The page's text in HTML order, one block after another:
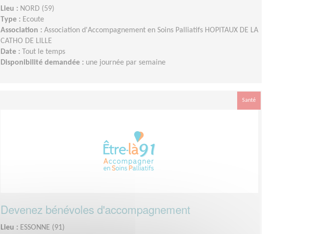
Lieu : NORD (59)
Type : Ecoute
Association : Association d'Accompagnement en Soins Palliatifs HOPITAUX DE LA
CATHO DE LILLE
Date :
Tout le temps
Disponibilité demandée : une journée par semaine
Santé
Devenez bénévoles d'accompagnement
Lieu : ESSONNE (91)